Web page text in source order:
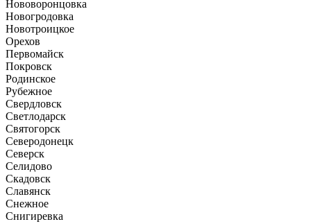
Нововоронцовка
Новогродовка
Новотроицкое
Орехов
Первомайск
Покровск
Родинское
Рубежное
Свердловск
Светлодарск
Святогорск
Северодонецк
Северск
Селидово
Скадовск
Славянск
Снежное
Снигиревка